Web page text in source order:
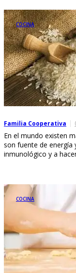
COCINA
Familia Cooperativa
En el mundo existen
son fuente de energía
inmunológico y a
COCINA